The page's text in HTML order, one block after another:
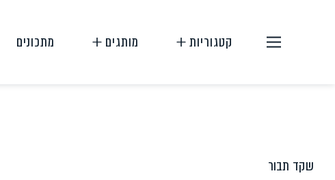
קטגוריות מותגים מתכונים
שקד תבור